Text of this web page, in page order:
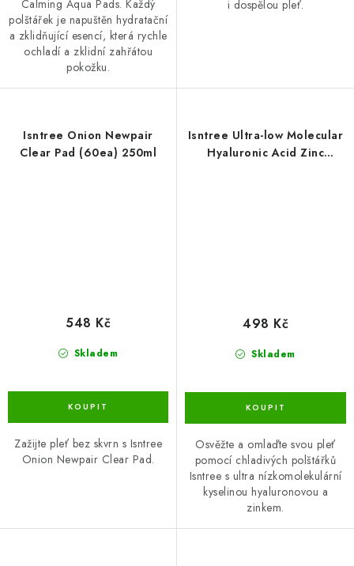
Calming Aqua Pads. Každý
polštářek je napuštěn hydratační
a zklidňující esencí, která rychle
ochladí a zklidní zahřátou
pokožku.
i dospělou pleť.
Isntree Onion Newpair
Clear Pad (60ea) 250ml
Skladem
548 Kč
Zažijte pleť bez skvrn s Isntree
Onion Newpair Clear Pad.
Isntree Ultra-low Molecular
Hyaluronic Acid Zinc
Skladem
498 Kč
Osvěžte a omlaďte svou pleť
pomocí chladivých polštářků
Isntree s ultra nízkomolekulární
kyselinou hyaluronovou a
zinkem.